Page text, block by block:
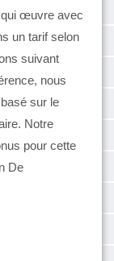
qui œuvre avec
un tarif selon
suivant
nous
sur le
Notre
pour cette
De